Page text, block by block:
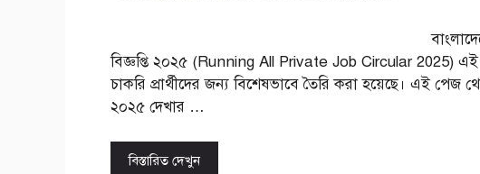
বিজ্ঞপ্তি ২০২৫ (Running All Private Job Circular 2025)
চাকরি প্রার্থীদের জন্য বিশেষভাবে তৈরি করা হয়েছে। এই পেজ
২০২৫ দেখার …
বিস্তারিত দেখুন